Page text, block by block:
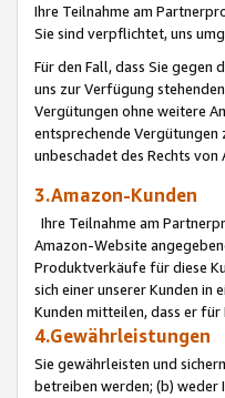
Ihre Teilnahme am
Sie sind verpflichtet, uns
Für den Fall, dass Sie
uns zur Verfügung
Vergütungen ohne weitere
entsprechende
unbeschadet des Rechts
3.Amazon-Kunden
Ihre Teilnahme am
Amazon-Website
Produktverkäufe für diese
sich einer unserer Kunden in
Kunden mitteilen, dass er
4.Gewährleistungen
Sie gewährleisten und
betreiben werden; (b) weder